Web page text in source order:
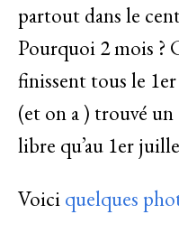
partout dans le
Pourquoi 2 mois ?
finissent tous le
(et on a ) trouvé
libre qu’au 1er
Voici quelques